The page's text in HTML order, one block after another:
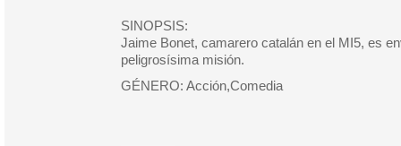
SINOPSIS:
Jaime Bonet, camarero catalán en el MI5, es
peligrosísima misión.
GÉNERO: Acción,Comedia